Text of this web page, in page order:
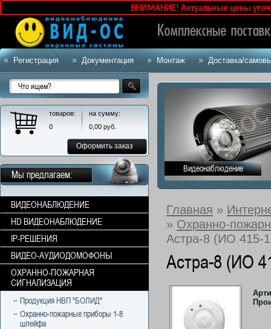
Регистрация Документация Монтаж Доставка/
ВНИМАНИЕ! Актуальные цены
Видеонаблюдение
Главная »
» Охранно-
Астра-8 (ИО 415-
Астра-8 (ИО
товаров:
0
на сумму:
0,00 руб.
Оформить заказ
Мы предлагаем:
ВИДЕОНАБЛЮДЕНИЕ
HD ВИДЕОНАБЛЮДЕНИЕ
IP-РЕШЕНИЯ
ВИДЕО-АУДИОДОМОФОНЫ
ОХРАННО-ПОЖАРНАЯ
СИГНАЛИЗАЦИЯ
Продукция НВП "БОЛИД"
Охранно-пожарные приборы 1-8
шлейфа